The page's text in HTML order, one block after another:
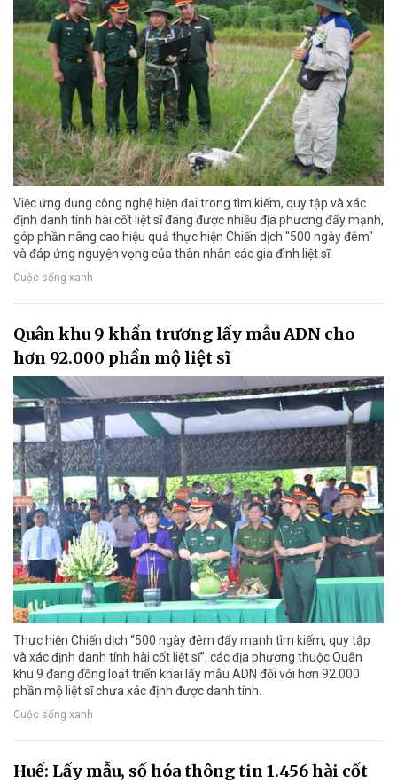
Việc ứng dụng công nghệ hiện đại trong tìm kiếm, quy tập và xác
định danh tính hài cốt liệt sĩ đang được nhiều địa phương đẩy mạnh,
góp phần nâng cao hiệu quả thực hiện Chiến dịch "500 ngày đêm"
và đáp ứng nguyện vọng của thân nhân các gia đình liệt sĩ.
Cuộc sống xanh
Quân khu 9 khẩn trương lấy mẫu ADN cho
hơn 92.000 phần mộ liệt sĩ
Thực hiện Chiến dịch “500 ngày đêm đẩy mạnh tìm kiếm, quy tập
và xác định danh tính hài cốt liệt sĩ”, các địa phương thuộc Quân
khu 9 đang đồng loạt triển khai lấy mẫu ADN đối với hơn 92.000
phần mộ liệt sĩ chưa xác định được danh tính.
Cuộc sống xanh
Huế: Lấy mẫu, số hóa thông tin 1.456 hài cốt